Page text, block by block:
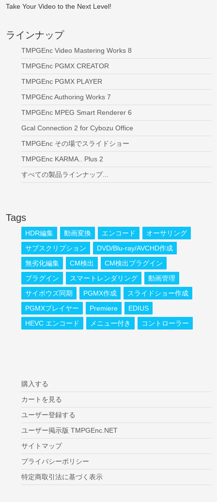
Take Your Video to the Next Level!
ラインナップ
TMPGEnc Video Mastering Works 8
TMPGEnc PGMX CREATOR
TMPGEnc PGMX PLAYER
TMPGEnc Authoring Works 7
TMPGEnc MPEG Smart Renderer 6
Gcal Connection 2 for Cybozu Office
TMPGEnc その場でスライドショー
TMPGEnc KARMA.. Plus 2
すべての製品ラインナップ...
Tags
HDR編集 動画変換 エンコード
オーサリング
サブスクリプション
DVD/Blu-ray/AVCHD作成
無劣化編集
CM検出
CM検出プラグイン
プラグイン
スマートレンダリング
動画管理
サイボウズ同期
PGMX作成
スライドショー作成
PGMXプレイヤー
Premiere
EDIUS
HEVC エンコード
メニュー付き コントローラー
購入する
カートを見る
ユーザー登録する
ユーザー掲示版 TMPGEnc.NET
サイトマップ
プライバシーポリシー
特定商取引法に基づく表示